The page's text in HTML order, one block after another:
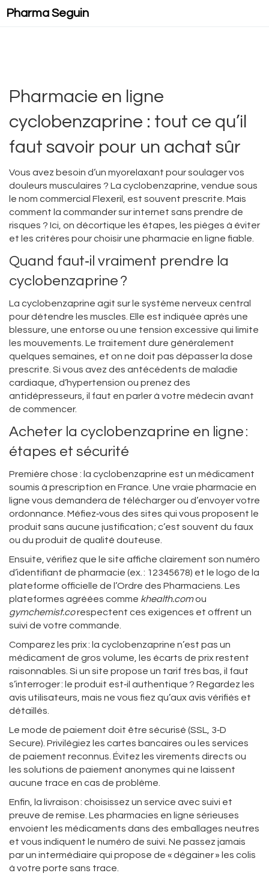
Pharma Seguin
Pharmacie en ligne
cyclobenzaprine : tout ce qu’il
faut savoir pour un achat sûr
Vous avez besoin d’un myorelaxant pour soulager vos
douleurs musculaires ? La cyclobenzaprine, vendue sous
le nom commercial Flexeril, est souvent prescrite. Mais
comment la commander sur internet sans prendre de
risques ? Ici, on décortique les étapes, les pièges à éviter
et les critères pour choisir une pharmacie en ligne fiable.
Quand faut‑il vraiment prendre la
cyclobenzaprine ?
La cyclobenzaprine agit sur le système nerveux central
pour détendre les muscles. Elle est indiquée après une
blessure, une entorse ou une tension excessive qui limite
les mouvements. Le traitement dure généralement
quelques semaines, et on ne doit pas dépasser la dose
prescrite. Si vous avez des antécédents de maladie
cardiaque, d’hypertension ou prenez des
antidépresseurs, il faut en parler à votre médecin avant
de commencer.
Acheter la cyclobenzaprine en ligne :
étapes et sécurité
Première chose : la cyclobenzaprine est un médicament
soumis à prescription en France. Une vraie pharmacie en
ligne vous demandera de télécharger ou d’envoyer votre
ordonnance. Méfiez‑vous des sites qui vous proposent le
produit sans aucune justification ; c’est souvent du faux
ou du produit de qualité douteuse.
Ensuite, vérifiez que le site affiche clairement son numéro
d’identifiant de pharmacie (ex. : 12345678) et le logo de la
plateforme officielle de l’Ordre des Pharmaciens. Les
plateformes agréées comme khealth.comou
gymchemist.corespectent ces exigences et offrent un
suivi de votre commande.
Comparez les prix : la cyclobenzaprine n’est pas un
médicament de gros volume, les écarts de prix restent
raisonnables. Si un site propose un tarif très bas, il faut
s’interroger : le produit est‑il authentique ? Regardez les
avis utilisateurs, mais ne vous fiez qu’aux avis vérifiés et
détaillés.
Le mode de paiement doit être sécurisé (SSL, 3‑D
Secure). Privilégiez les cartes bancaires ou les services
de paiement reconnus. Évitez les virements directs ou
les solutions de paiement anonymes qui ne laissent
aucune trace en cas de problème.
Enfin, la livraison : choisissez un service avec suivi et
preuve de remise. Les pharmacies en ligne sérieuses
envoient les médicaments dans des emballages neutres
et vous indiquent le numéro de suivi. Ne passez jamais
par un intermédiaire qui propose de « dégainer » les colis
à votre porte sans trace.